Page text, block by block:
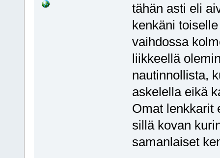
tähän asti eli
kenkäni
vaihdossa
liikkeellä
nautinnollista,
askelella eikä
Omat lenkkarit
sillä kovan
samanlaiset